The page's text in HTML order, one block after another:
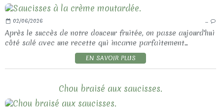
02/06/2026 …
Après le succès de notre douceur fruitée, on passe aujourd'hui
côté salé avec une recette qui incarne parfaitement...
EN SAVOIR PLUS
Chou braisé aux saucisses.